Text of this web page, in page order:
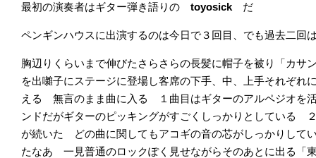
最初の演奏者はギター弾き語りの toyosick だ
ペンギンハウスに出演するのは今日で３回目、でも過去二回
胸辺りくらいまで伸びたさらさらの長髪に帽子を被り「カサ
を出囃子にステージに登場し客席の下手、中、上手それぞれ
える 無言のまま曲に入る １曲目はギターのアルペジオを
ンドだがギターのピッキングがすごくしっかりとしている
が続いた どの曲に関してもアコギの音の芯がしっかりして
たなあ 一見普通のロックぽく見せながらそのあとに出る「